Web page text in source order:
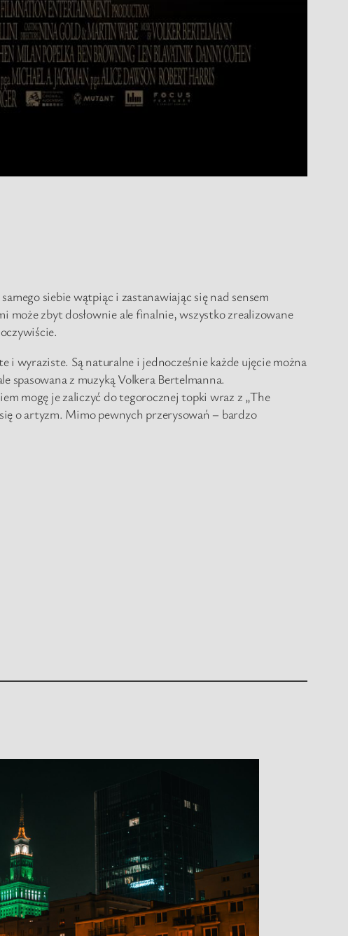
siebie wątpiąc i zastanawiając się nad sensem
może zbyt dosłownie ale finalnie, wszystko zrealizowane
i wyraziste. Są naturalne i jednocześnie każde ujęcie można
spasowana z muzyką Volkera Bertelmanna.
mogę je zaliczyć do tegorocznej topki wraz z „The
o artyzm. Mimo pewnych przerysowań – bardzo